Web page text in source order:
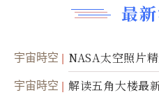
最
宇宙時空 NASA太空照片
宇宙時空 解读五角大楼最